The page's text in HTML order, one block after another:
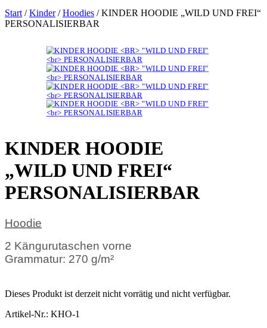
Start /Kinder/Hoodies /KINDER HOODIE „WILD UND FREI“
PERSONALISIERBAR
KINDER HOODIE
„WILD UND FREI“
PERSONALISIERBAR
Hoodie
2 Kängurutaschen vorne
Grammatur: 270 g/m²
Dieses Produkt ist derzeit nicht vorrätig und nicht verfügbar.
Artikel-Nr.: KHO-1